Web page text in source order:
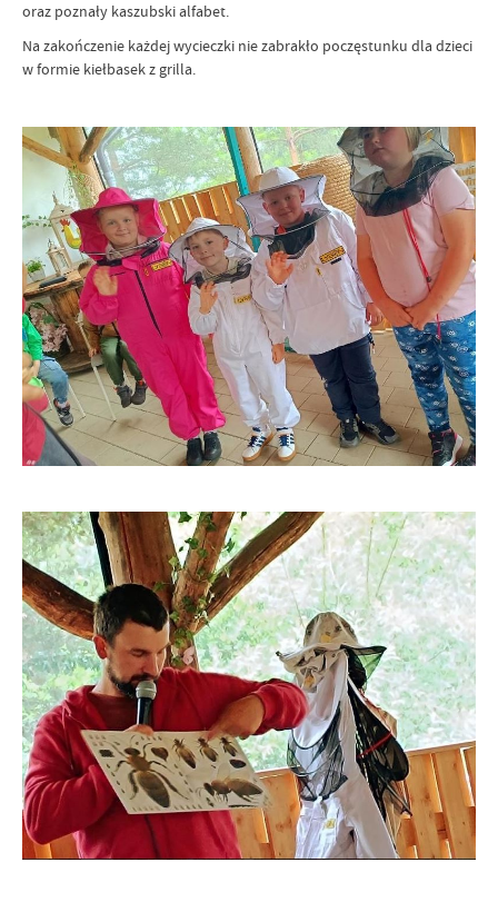
oraz poznały kaszubski alfabet.
Na zakończenie każdej wycieczki nie zabrakło poczęstunku dla dzieci
w formie kiełbasek z grilla.